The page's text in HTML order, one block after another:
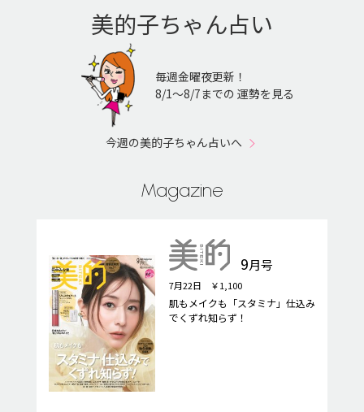
美的子ちゃん占い
毎週金曜夜更新！
8/1〜8/7までの 運勢を見る
今週の美的子ちゃん占いへ
Magazine
9月号
7月22日 ￥1,100
肌もメイクも「スタミナ」仕込み
でくずれ知らず！